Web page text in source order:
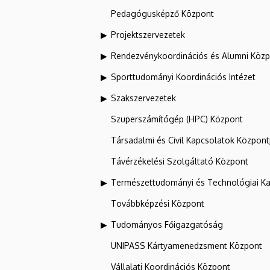
Pedagógusképző Központ
Projektszervezetek
Rendezvénykoordinációs és Alumni
Sporttudományi Koordinációs Intézet
Szakszervezetek
Szuperszámítógép (HPC) Központ
Társadalmi és Civil Kapcsolatok
Távérzékelési Szolgáltató Központ
Természettudományi és Technológiai
Továbbképzési Központ
Tudományos Főigazgatóság
UNIPASS Kártyamenedzsment Központ
Vállalati Koordinációs Központ